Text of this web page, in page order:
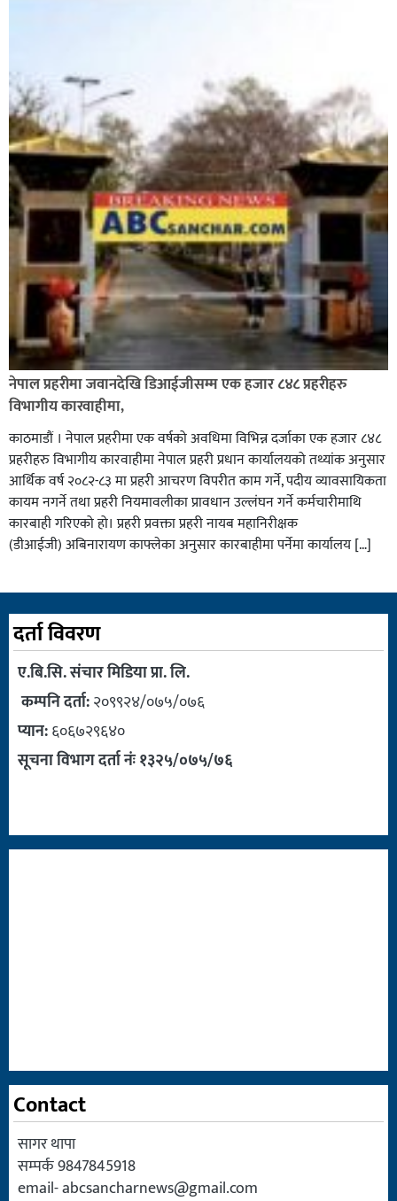
नेपाल प्रहरीमा जवानदेखि डिआईजीसम्म एक हजार ८४८ प्रहरीहरु
विभागीय कारवाहीमा,
काठमाडौं । नेपाल प्रहरीमा एक वर्षको अवधिमा विभिन्न दर्जाका एक हजार ८४८
प्रहरीहरु विभागीय कारवाहीमा नेपाल प्रहरी प्रधान कार्यालयको तथ्यांक अनुसार
आर्थिक वर्ष २०८२-८३ मा प्रहरी आचरण विपरीत काम गर्ने, पदीय व्यावसायिकता
कायम नगर्ने तथा प्रहरी नियमावलीका प्रावधान उल्लंघन गर्ने कर्मचारीमाथि
कारबाही गरिएको हो। प्रहरी प्रवक्ता प्रहरी नायब महानिरीक्षक
(डीआईजी) अबिनारायण काफ्लेका अनुसार कारबाहीमा पर्नेमा कार्यालय […]
दर्ता विवरण
ए.बि.सि. संचार मिडिया प्रा. लि.
कम्पनि दर्ता:२०९९२४/०७५/०७६
प्यान:६०६७२९६४०
सूचना विभाग दर्ता नंः १३२५/०७५/७६
Contact
सागर थापा
सम्पर्क 9847845918
email-abcsancharnews@gmail.com